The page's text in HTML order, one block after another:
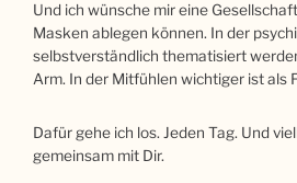
Und ich wünsche mir eine
Masken ablegen können. In der
selbstverständlich thematisiert
Arm. In der Mitfühlen wichtiger ist als
Dafür gehe ich los. Jeden Tag. Und
gemeinsam mit Dir.